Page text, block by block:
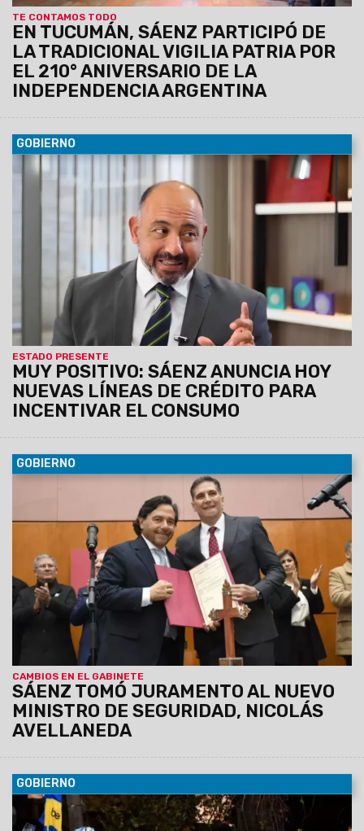
TE CONTAMOS TODO
EN TUCUMÁN, SÁENZ PARTICIPÓ DE
LA TRADICIONAL VIGILIA PATRIA POR
EL 210° ANIVERSARIO DE LA
INDEPENDENCIA ARGENTINA
GOBIERNO
ESTADO PRESENTE
MUY POSITIVO: SÁENZ ANUNCIA HOY
NUEVAS LÍNEAS DE CRÉDITO PARA
INCENTIVAR EL CONSUMO
08/07/2026
Será en un acto que se realizará hoy a partir
de las 11 en el Casa de Gobierno. Será presidido por el
gobernador Sáenz, junto con el ministro de Economía.El
anuncio incluye una línea de reestructuración de
deudas destinada a empleados públicos provinciales y
municipales.
GOBIERNO
CAMBIOS EN EL GABINETE
SÁENZ TOMÓ JURAMENTO AL NUEVO
MINISTRO DE SEGURIDAD, NICOLÁS
AVELLANEDA
En el mismo acto también asumió Juan
Ignacio Vilchez como Secretario de Seguridad. El mandatario
destacó la continuidad del plan de gestión y ratificó la
seguridad pública como política de Estado “Seguimos
trabajando de manera mancomunada y federal, asumiendo
los grandes desafíos en seguridad”, dijo el mandatario.
GOBIERNO
08/07/2026
El equipo llegó a la provincia para disputar
mañana el amistoso internacional de invierno en el estadio